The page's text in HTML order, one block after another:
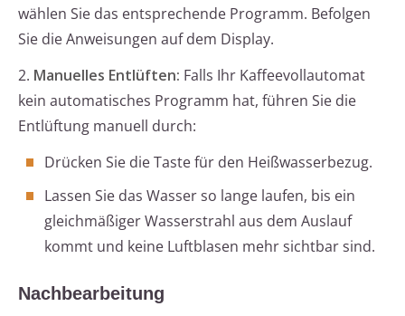
wählen Sie das entsprechende Programm. Befolgen
Sie die Anweisungen auf dem Display.
2. Manuelles Entlüften: Falls Ihr Kaffeevollautomat
kein automatisches Programm hat, führen Sie die
Entlüftung manuell durch:
Drücken Sie die Taste für den Heißwasserbezug.
Lassen Sie das Wasser so lange laufen, bis ein
gleichmäßiger Wasserstrahl aus dem Auslauf
kommt und keine Luftblasen mehr sichtbar sind.
Nachbearbeitung